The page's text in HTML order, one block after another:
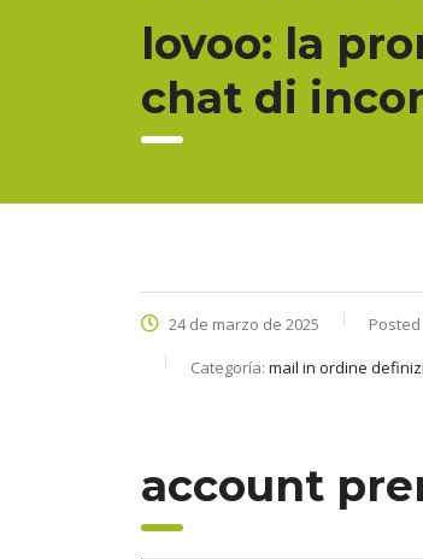
lovoo: la
chat di
24 de marzo de 2025 Posted
Categoría: mail in ordine
account